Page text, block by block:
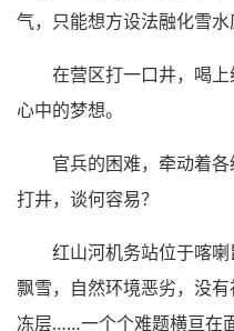
气，只能想方设法融化雪水
在营区打一口井，喝
心中的梦想。
官兵的困难，牵动着
打井，谈何容易？
红山河机务站位于喀
飘雪，自然环境恶劣，没
冻层……一个个难题横亘在